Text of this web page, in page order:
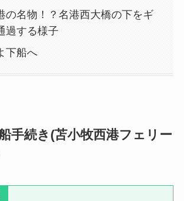
の名物！？名港西大橋の下をギ
過する様子
下船へ
手続き(苫小牧西港フェリー